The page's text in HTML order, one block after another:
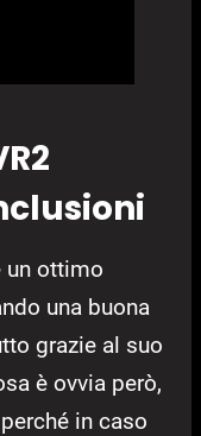
un ottimo
una buona
grazie al suo
è ovvia però,
in caso